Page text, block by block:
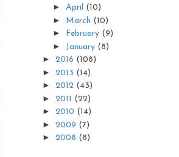
► April (10)
► March (10)
► February (9)
► January (8)
► 2016 (108)
► 2013 (14)
► 2012 (43)
► 2011 (22)
► 2010 (14)
► 2009 (7)
► 2008 (8)